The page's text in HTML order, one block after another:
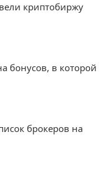
криптобиржу
бонусов, в которой
брокеров на